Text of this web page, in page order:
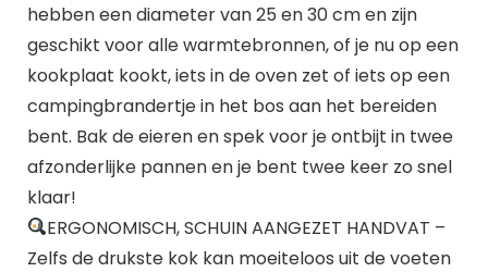
hebben een diameter van 25 en 30 cm en zijn
geschikt voor alle warmtebronnen, of je nu op een
kookplaat kookt, iets in de oven zet of iets op een
campingbrandertje in het bos aan het bereiden
bent. Bak de eieren en spek voor je ontbijt in twee
afzonderlijke pannen en je bent twee keer zo snel
klaar!
ERGONOMISCH, SCHUIN AANGEZET HANDVAT –
Zelfs de drukste kok kan moeiteloos uit de voeten